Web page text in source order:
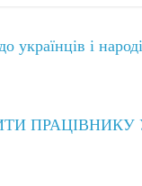
і
ПРАЦІВНИКУ